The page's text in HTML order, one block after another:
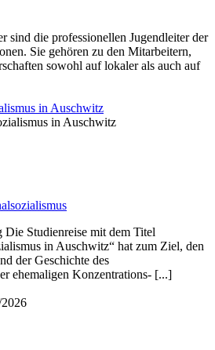
sind die professionellen Jugendleiter der
Sie gehören zu den Mitarbeitern,
sowohl auf lokaler als auch auf
in Auschwitz
Die Studienreise mit dem Titel
in Auschwitz“ hat zum Ziel, den
der Geschichte des
ehemaligen Konzentrations- [...]